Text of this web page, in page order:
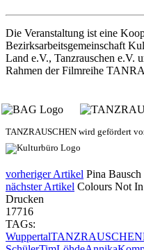
Die Veranstaltung ist eine
Bezirksarbeitsgemeinschaft
Land e.V., Tanzrauschen e.V.
Rahmen der Filmreihe
TANZRAUSCHEN wird gefördert
vorheriger Artikel Pina
nächster Artikel Colours Not
Drucken
17716
TAGs:
WuppertalTANZRAUSCHEN